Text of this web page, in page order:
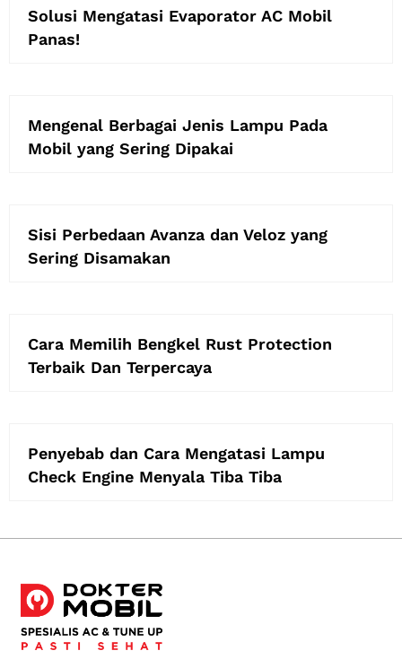
Solusi Mengatasi Evaporator AC Mobil
Panas!
Mengenal Berbagai Jenis Lampu Pada
Mobil yang Sering Dipakai
Sisi Perbedaan Avanza dan Veloz yang
Sering Disamakan
Cara Memilih Bengkel Rust Protection
Terbaik Dan Terpercaya
Penyebab dan Cara Mengatasi Lampu
Check Engine Menyala Tiba Tiba